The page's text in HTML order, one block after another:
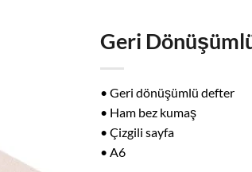
Geri
• Geri dönüşümlü defter
• Ham bez kumaş
• Çizgili sayfa
• A6